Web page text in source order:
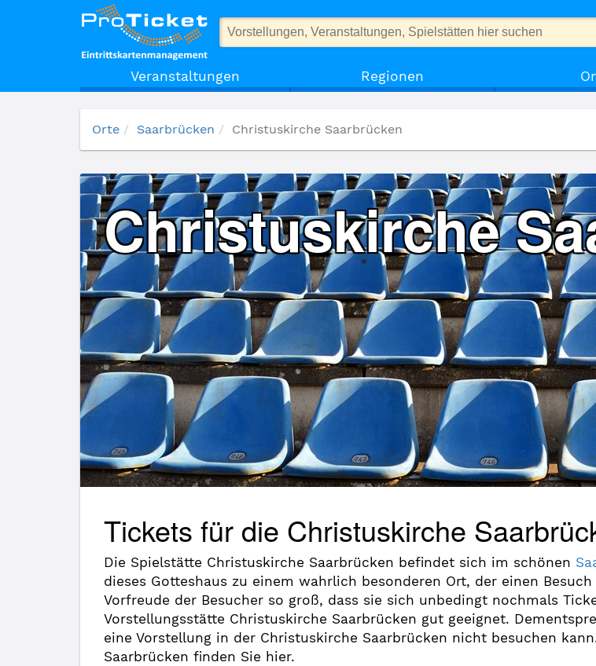
Veranstaltungen Regionen
Christuskirche Saarbrücken
Orte Saarbrücken Christuskirche Saarbrücken
Christuskirche
Tickets für die Christuskirche
Die Spielstätte Christuskirche Saarbrücken befindet sich im schönen
dieses Gotteshaus zu einem wahrlich besonderen Ort, der einen
Vorfreude der Besucher so groß, dass sie sich unbedingt nochmals
Vorstellungsstätte Christuskirche Saarbrücken gut geeignet.
eine Vorstellung in der Christuskirche Saarbrücken nicht besuchen
Saarbrücken finden Sie hier.